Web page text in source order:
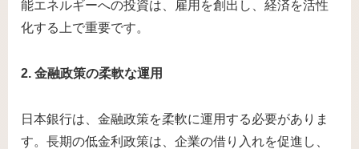
能エネルギーへの投資は、雇用を創出し、経済を活性
化する上で重要です。
2. 金融政策の柔軟な運用
日本銀行は、金融政策を柔軟に運用する必要がありま
す。長期の低金利政策は、企業の借り入れを促進し、